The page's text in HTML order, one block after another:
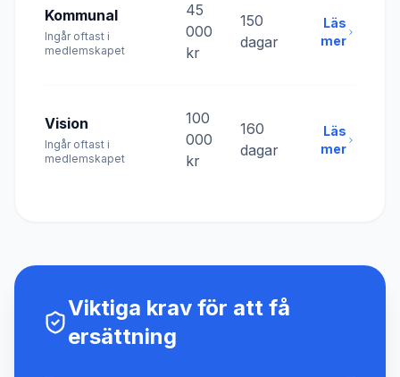
Kommunal
Ingår oftast i
medlemskapet
45
000
kr
150
dagar
Läs
mer
Vision
Ingår oftast i
medlemskapet
100
000
kr
160
dagar
Läs
mer
Viktiga krav för att få
ersättning